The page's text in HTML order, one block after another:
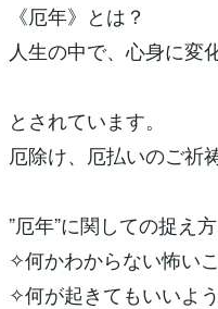
《厄年》とは？
人生の中で、心身に変
とされています。
厄除け、厄払いのご祈
”厄年”に関しての捉え
✧何かわからない怖い
✧何が起きてもいいよ